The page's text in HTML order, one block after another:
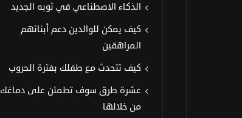
الذكاء الاصطناعي في ثوبه الجديد
كيف يمكن للوالدين دعم أبنائهم
المراهقين
كيف تتحدث مع طفلك بفترة الحروب
عشرة طرق سوف تطمئن على دماغك
من خلالها